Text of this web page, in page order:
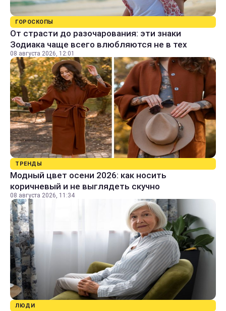
ГОРОСКОПЫ
От страсти до разочарования: эти знаки
Зодиака чаще всего влюбляются не в тех
08 августа 2026, 12:01
ТРЕНДЫ
Модный цвет осени 2026: как носить
коричневый и не выглядеть скучно
08 августа 2026, 11:34
ЛЮДИ